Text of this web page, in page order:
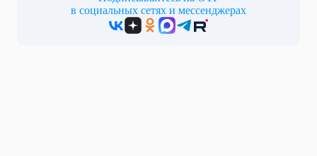
в социальных сетях и мессенджерах